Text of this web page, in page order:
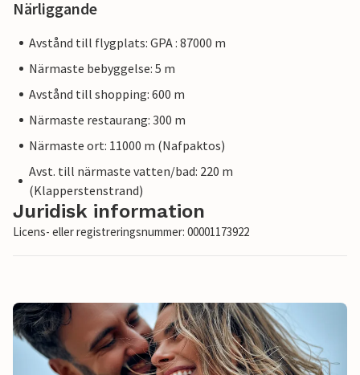
Närliggande
Avstånd till flygplats: GPA : 87000 m
Närmaste bebyggelse: 5 m
Avstånd till shopping: 600 m
Närmaste restaurang: 300 m
Närmaste ort: 11000 m (Nafpaktos)
Avst. till närmaste vatten/bad: 220 m
(Klapperstenstrand)
Juridisk information
Licens- eller registreringsnummer: 00001173922